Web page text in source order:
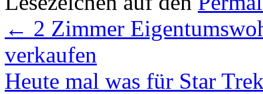
← 2 Zimmer
verkaufen
Heute mal was für Star